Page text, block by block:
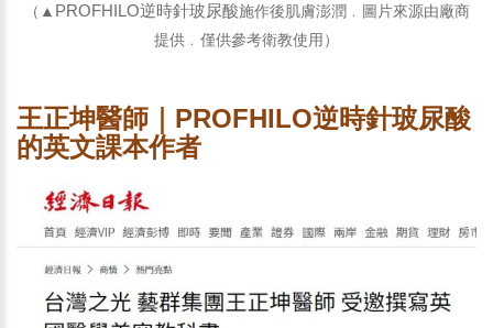
（▲ PROFHILO逆時針玻尿酸施作後肌膚澎潤﹒圖片來源由廠商
提供﹒僅供參考衛教使用 ）
王正坤醫師｜PROFHILO逆時針玻尿酸
的英文課本作者